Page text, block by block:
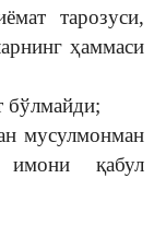
тарозуси,
ҳаммаси
бўлмайди;
мусулмонман
қабул